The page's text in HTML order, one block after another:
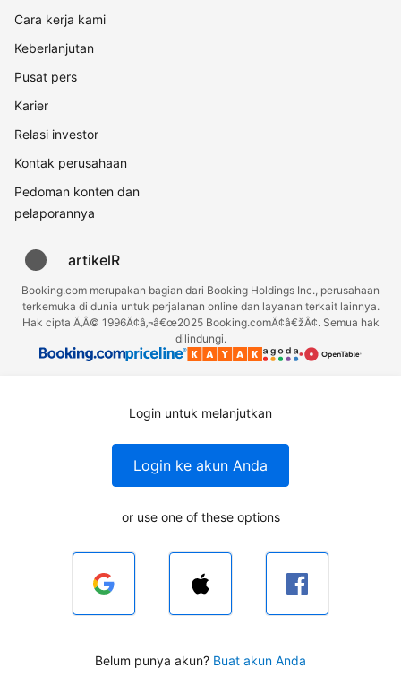
Cara kerja kami
Keberlanjutan
Pusat pers
Karier
Relasi investor
Kontak perusahaan
Pedoman konten dan
pelaporannya
artikelR
Booking.com merupakan bagian dari Booking Holdings Inc., perusahaan
terkemuka di dunia untuk perjalanan online dan layanan terkait lainnya.
Hak cipta Ã‚Â© 1996Ã¢â‚¬â€œ2025 Booking.comÃ¢â€žÂ¢. Semua hak
dilindungi.
Login untuk melanjutkan
Login ke akun Anda
or use one of these options
Belum punya akun? Buat akun Anda